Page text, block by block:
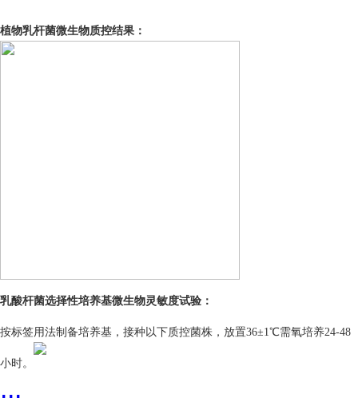
植物乳杆菌微生物质控结果：
乳酸杆菌选择性培养基微生物灵敏度试验：
按标签用法制备培养基，接种以下质控菌株，放置36±1℃需氧培养24-48
小时。
...